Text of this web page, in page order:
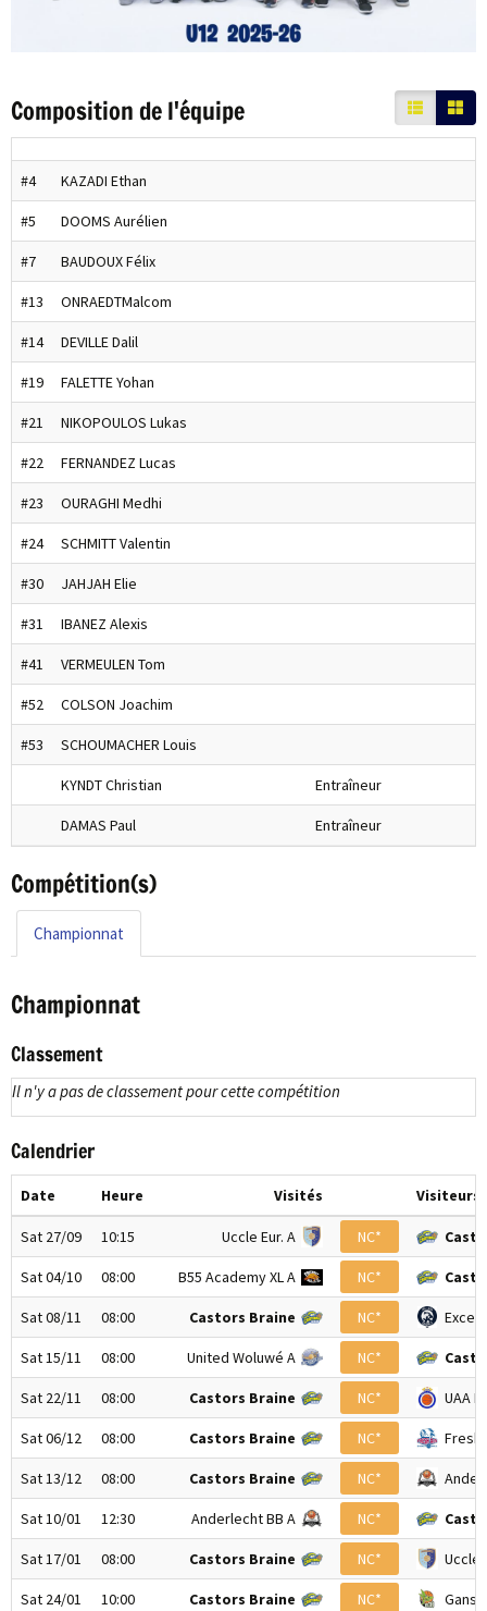
Composition de l'équipe
#4 KAZADI Ethan
#5 DOOMS Aurélien
#7 BAUDOUX Félix
#13 ONRAEDTMalcom
#14 DEVILLE Dalil
#19 FALETTE Yohan
#21 NIKOPOULOS Lukas
#22 FERNANDEZ Lucas
#23 OURAGHI Medhi
#24 SCHMITT Valentin
#30 JAHJAH Elie
#31 IBANEZ Alexis
#41 VERMEULEN Tom
#52 COLSON Joachim
#53 SCHOUMACHER Louis
KYNDT Christian Entraîneur
DAMAS Paul Entraîneur
Compétition(s)
Championnat
Championnat
Classement
Il n'y a pas de classement pour cette compétition
Calendrier
Date Heure Visités Visiteurs
Sat 27/09 10:15 Uccle Eur. A NC*
Sat 04/10 08:00 B55 Academy XL A NC*
Sat 08/11 08:00 Castors Braine NC*
Sat 15/11 08:00 United Woluwé A NC*
Sat 22/11 08:00 Castors Braine NC* UAA
Sat 06/12 08:00 Castors Braine NC* Fresh
Sat 13/12 08:00 Castors Braine NC*
Sat 10/01 12:30 Anderlecht BB A NC*
Sat 17/01 08:00 Castors Braine NC* Uccle
Sat 24/01 10:00 Castors Braine NC*